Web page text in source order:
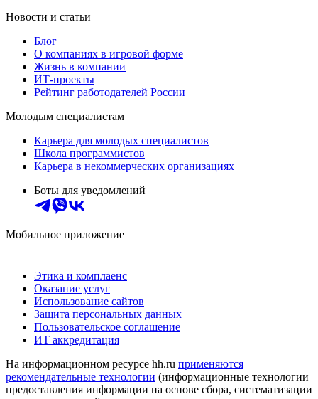
Новости и статьи
Блог
О компаниях в игровой форме
Жизнь в компании
ИТ-проекты
Рейтинг работодателей России
Молодым специалистам
Карьера для молодых специалистов
Школа программистов
Карьера в некоммерческих организациях
Боты для уведомлений
Мобильное приложение
Этика и комплаенс
Оказание услуг
Использование сайтов
Защита персональных данных
Пользовательское соглашение
ИТ аккредитация
На информационном ресурсе hh.ru применяются
рекомендательные технологии (информационные технологии
предоставления информации на основе сбора, систематизации